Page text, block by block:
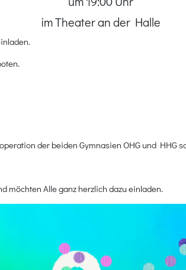
im Theater an der Halle
der beiden Gymnasien OHG und
möchten Alle ganz herzlich dazu einladen.